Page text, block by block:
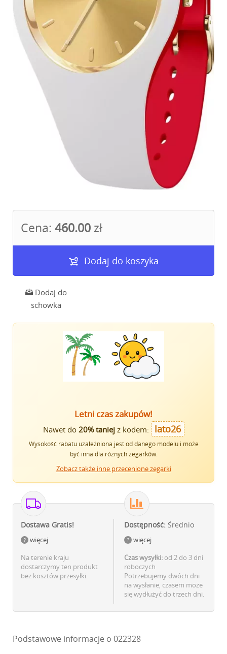
Cena: 460.00 zł
Dodaj do koszyka
Dodaj do
schowka
Letni czas zakupów!
Nawet do 20% taniejz kodem: lato26
Wysokość rabatu uzależniona jest od danego modelu i może
być inna dla różnych zegarków.
Zobacz także inne przecenione zegarki
Dostawa Gratis!
więcej
Na terenie kraju
dostarczymy ten produkt
bez kosztów przesyłki.
Dostępność: Średnio
więcej
Czas wysyłki: od 2 do 3 dni
roboczych
Potrzebujemy dwóch dni
na wysłanie, czasem może
się wydłużyć do trzech dni.
Podstawowe informacje o 022328